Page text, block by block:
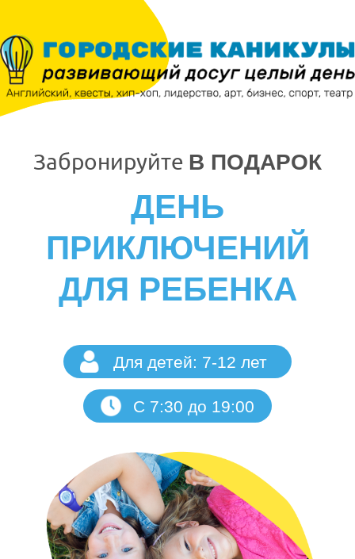
ДЕНЬ
ПРИКЛЮЧЕНИЙ
ДЛЯ РЕБЕНКА
Для детей: 7-12 лет
C 7:30 до 19:00